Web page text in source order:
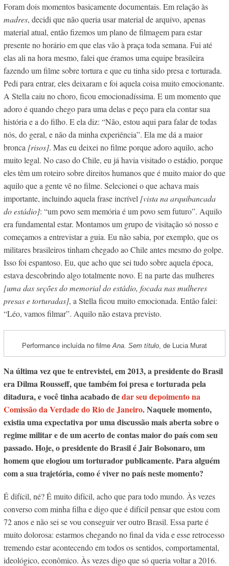
Foram dois momentos basicamente documentais. Em relação às
madres, decidi que não queria usar material de arquivo, apenas
material atual, então fizemos um plano de filmagem para estar
presente no horário em que elas vão à praça toda semana. Fui até
elas ali na hora mesmo, falei que éramos uma equipe brasileira
fazendo um filme sobre tortura e que eu tinha sido presa e torturada.
Pedi para entrar, eles deixaram e foi aquela coisa muito emocionante.
A Stella caiu no choro, ficou emocionadíssima. E um momento que
adoro é quando chego para uma delas e peço para ela contar sua
história e a do filho. E ela diz: “Não, estou aqui para falar de todas
nós, do geral, e não da minha experiência”. Ela me dá a maior
bronca [risos]. Mas eu deixei no filme porque adoro aquilo, acho
muito legal. No caso do Chile, eu já havia visitado o estádio, porque
eles têm um roteiro sobre direitos humanos que é muito maior do que
aquilo que a gente vê no filme. Selecionei o que achava mais
importante, incluindo aquela frase incrível [vista na arquibancada
do estádio]: “um povo sem memória é um povo sem futuro”. Aquilo
era fundamental estar. Montamos um grupo de visitação só nosso e
começamos a entrevistar a guia. Eu não sabia, por exemplo, que os
militares brasileiros tinham chegado ao Chile antes mesmo do golpe.
Isso foi espantoso. Eu, que acho que sei tudo sobre aquela época,
estava descobrindo algo totalmente novo. E na parte das mulheres
[uma das seções do memorial do estádio, focada nas mulheres
presas e torturadas], a Stella ficou muito emocionada. Então falei:
“Léo, vamos filmar”. Aquilo não estava previsto.
Performance incluída no filme Ana. Sem título, de Lucia Murat
Na última vez que te entrevistei, em 2013, a presidente do Brasil
era Dilma Rousseff, que também foi presa e torturada pela
ditadura, e você tinha acabado dedar seu depoimento na
Comissão da Verdade do Rio de Janeiro. Naquele momento,
existia uma expectativa por uma discussão mais aberta sobre o
regime militar e de um acerto de contas maior do país com seu
passado. Hoje, o presidente do Brasil é Jair Bolsonaro, um
homem que elogiou um torturador publicamente. Para alguém
com a sua trajetória, como é viver no país neste momento?
É difícil, né? É muito difícil, acho que para todo mundo. Às vezes
converso com minha filha e digo que é difícil pensar que estou com
72 anos e não sei se vou conseguir ver outro Brasil. Essa parte é
muito dolorosa: estarmos chegando no final da vida e esse retrocesso
tremendo estar acontecendo em todos os sentidos, comportamental,
ideológico, econômico. Às vezes digo que só queria voltar a 2016.